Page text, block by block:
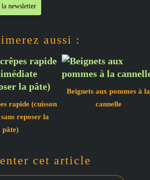
newsletter
aussi :
rapide (cuisson
reposer la
pâte)
Beignets aux pommes à la
cannelle
cet article